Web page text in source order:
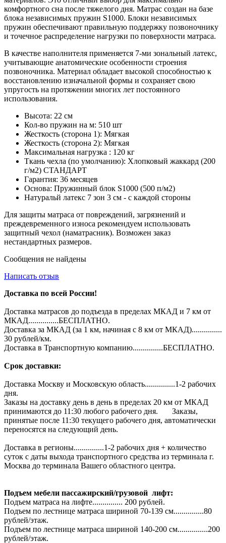
комфортного сна после тяжелого дня. Матрас создан на базе
блока независимых пружин S1000. Блоки независимых
пружин обеспечивают правильную поддержку позвоночнику
и точечное распределение нагрузки по поверхности матраса.
В качестве наполнителя применяется 7-ми зональный латекс,
учитывающие анатомические особенности строения
позвоночника. Материал обладает высокой способностью к
восстановлению изначальной формы и сохраняет свою
упругость на протяжении многих лет постоянного
использования.
Высота: 22 см
Кол-во пружин на м: 510 шт
Жесткость (сторона 1): Мягкая
Жесткость (сторона 2): Мягкая
Максимальная нагрузка : 120 кг
Ткань чехла (по умолчанию): Хлопковый жаккард (200
г/м2) СТАНДАРТ
Гарантия: 36 месяцев
Основа: Пружинный блок S1000 (500 п/м2)
Натуральй латекс 7 зон 3 см - с каждой стороны
Для защиты матраса от повреждений, загрязнений и
преждевременного износа рекомендуем использовать
защитный чехол (наматрасник). Возможен заказ
нестандартных размеров.
Сообщения не найдены
Написать отзыв
Доставка по всей России!
Доставка матрасов до подъезда в пределах МКАД и 7 км от
МКАД...............БЕСПЛАТНО.
Доставка за МКАД (за 1 км, начиная с 8 км от МКАД)...............
30 рублей/км.
Доставка в Транспортную компанию...............БЕСПЛАТНО.
Срок доставки:
Доставка Москву и Московскую область...............1-2 рабочих
дня.
Заказы на доставку день в день в пределах 20 км от МКАД
принимаются до 11:30 любого рабочего дня. Заказы,
принятые после 11:30 текущего рабочего дня, автоматически
переносятся на следующий день.
Доставка в регионы...............1-2 рабочих дня + количество
суток с даты выхода транспортного средства из терминала г.
Москва до терминала Вашего областного центра.
Подъем мебели пассажирский/грузовой лифт:
Подъем матраса на лифте............... 200 рублей.
Подъем по лестнице матраса шириной 70-139 см...............80
рублей/этаж.
Подъем по лестнице матраса шириной 140-200 см...............200
рублей/этаж.